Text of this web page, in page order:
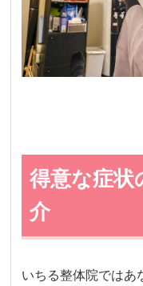
得意な症状
介
いちる整体院ではあ